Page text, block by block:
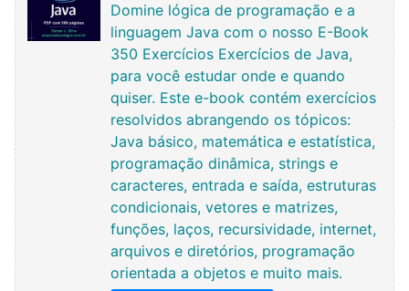
Domine lógica de programação e a
linguagem Java com o nosso E-Book
350 Exercícios Exercícios de Java,
para você estudar onde e quando
quiser. Este e-book contém exercícios
resolvidos abrangendo os tópicos:
Java básico, matemática e estatística,
programação dinâmica, strings e
caracteres, entrada e saída, estruturas
condicionais, vetores e matrizes,
funções, laços, recursividade, internet,
arquivos e diretórios, programação
orientada a objetos e muito mais.